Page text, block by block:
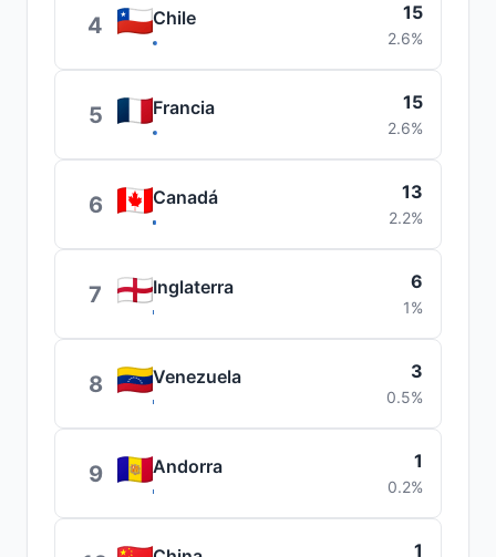
4 Chile 15
2.6%
5 Francia 15
2.6%
6 Canadá 13
2.2%
7 Inglaterra 6
1%
8 Venezuela 3
0.5%
9 Andorra 1
0.2%
1